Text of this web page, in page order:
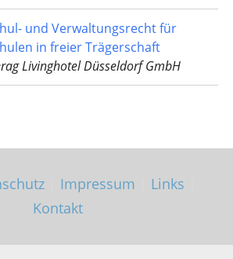
und Verwaltungsrecht für
in freier Trägerschaft
Livinghotel Düsseldorf GmbH
Impressum Links
Kontakt